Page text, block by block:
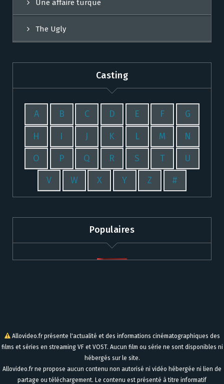
Une affaire turque
The Ugly
Casting
A B C D E F G
H I J K L M N
O P Q R S T U
V W X Y Z #
Populaires
Allovideo.fr présente l'actualité et des informations cinématographiques des
films et séries en streaming VF et VOST. Aucun film ou série ne sont disponibles ni
hébergés sur le site.
Allovideo.fr ne propose aucun contenu non autorisé ni vidéo hébergée ni lien de
partage ou téléchargement. Le contenu est présenté à titre informatif